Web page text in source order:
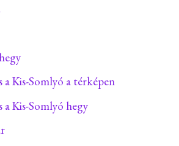
a Kis-Somlyó a térképen
a Kis-Somlyó hegy